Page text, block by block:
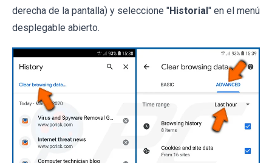
derecha de la pantalla) y seleccione "Historial" en el menú
desplegable abierto.